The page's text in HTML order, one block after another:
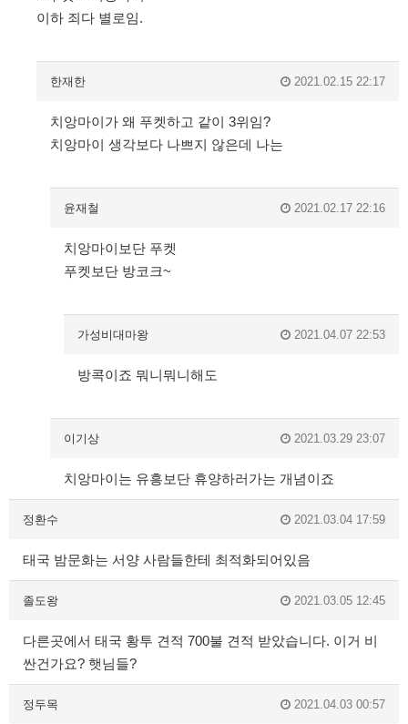
이하 죄다 별로임.
한재한 2021.02.15 22:17
치앙마이가 왜 푸켓하고 같이 3위임?
치앙마이 생각보다 나쁘지 않은데 나는
윤재철 2021.02.17 22:16
치앙마이보단 푸켓
푸켓보단 방코크~
가성비대마왕 2021.04.07 22:53
방콕이죠 뭐니뭐니해도
이기상 2021.03.29 23:07
치앙마이는 유흥보단 휴양하러가는 개념이죠
정환수 2021.03.04 17:59
태국 밤문화는 서양 사람들한테 최적화되어있음
졸도왕 2021.03.05 12:45
다른곳에서 태국 황투 견적 700불 견적 받았습니다. 이거 비
싼건가요? 햇님들?
정두목 2021.04.03 00:57